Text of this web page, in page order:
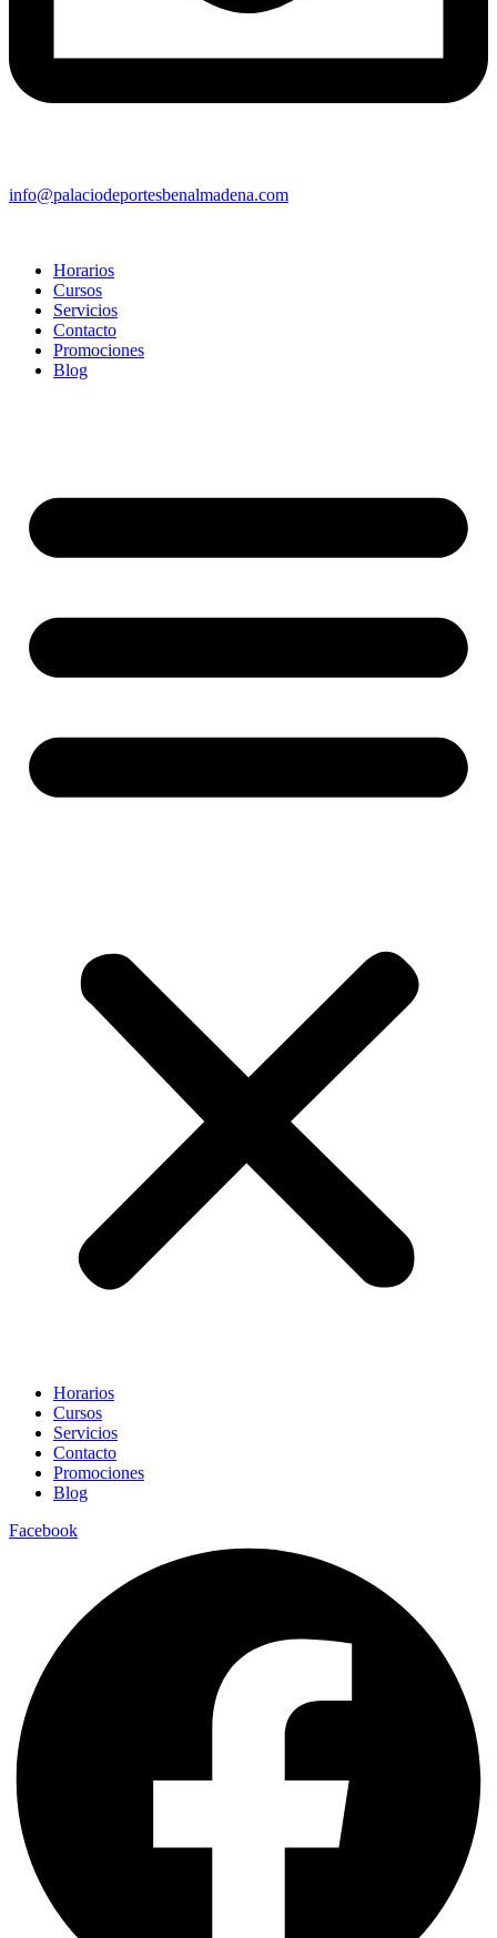
info@palaciodeportesbenalmadena.com
Horarios
Cursos
Servicios
Contacto
Promociones
Blog
Horarios
Cursos
Servicios
Contacto
Promociones
Blog
Facebook